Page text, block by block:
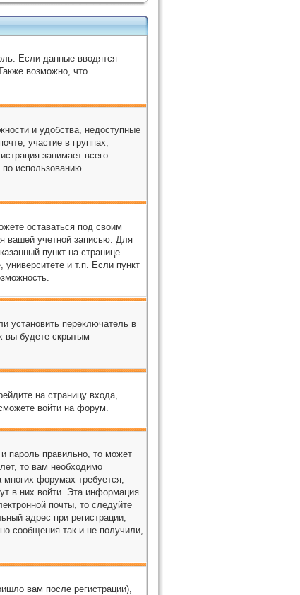
Если данные вводятся
возможно, что
и удобства, недоступные
участие в группах,
занимает всего
по использованию
оставаться под своим
вашей учетной записью. Для
пункт на странице
и т.п. Если пункт
установить переключатель в
вы будете скрытым
на страницу входа,
войти на форум.
пароль правильно, то может
то вам необходимо
многих форумах требуется,
в них войти. Эта информация
почты, то следуйте
адрес при регистрации,
сообщения так и не получили,
вам после регистрации),